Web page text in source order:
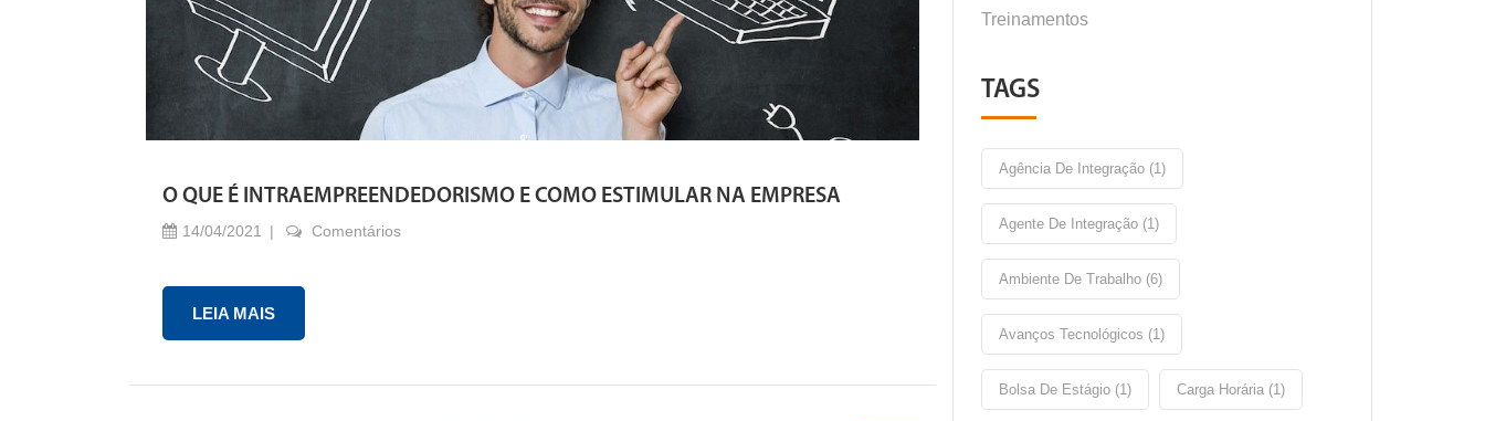
O QUE É INTRAEMPREENDEDORISMO E COMO ESTIMULAR NA EMPRESA
14/04/2021 Comentários
LEIA MAIS
Treinamentos
TAGS
Agência De Integração (1)
Agente De Integração (1)
Ambiente De Trabalho (6)
Avanços Tecnológicos (1)
Bolsa De Estágio (1) Carga Horária (1)